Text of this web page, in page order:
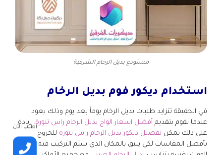
مستودع بديل الرخام الشرقية
استخدام ديكور فوم بديل الرخام
في الحقيقة تتزايد طلبات بديل الرخام يوماً بعد يوم وذلك يعود
عندما نقوم بتقديم أفضل اسعار الواح بديل الرخام راس تنورة. زيادة
على ذلك يمكن تفصيل ديكور بديل الرخام راس تنورة للخروج
بأفضل المقاسات لكي يليق بالمكان الذي ستم التركيب فية. وفي
اطلب الأن